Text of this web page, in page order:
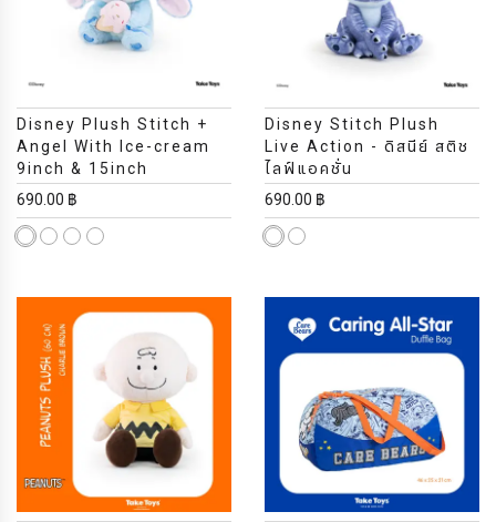
Disney Plush Stitch +
Angel With Ice-cream
9inch & 15inch
690.00 ฿
Disney Stitch Plush
Live Action - ดิสนีย์ สติช
ไลฟ์แอคชั่น
690.00 ฿